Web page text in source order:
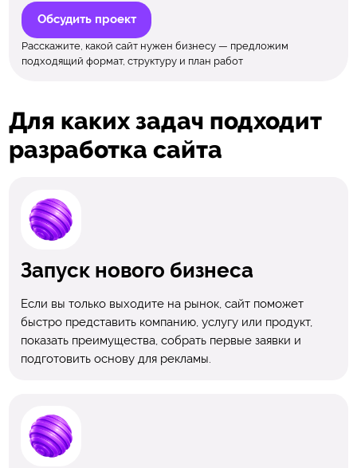
Обсудить проект
Расскажите, какой сайт нужен бизнесу — предложим
подходящий формат, структуру и план работ
Для каких задач подходит
разработка сайта
Запуск нового бизнеса
Если вы только выходите на рынок, сайт поможет
быстро представить компанию, услугу или продукт,
показать преимущества, собрать первые заявки и
подготовить основу для рекламы.